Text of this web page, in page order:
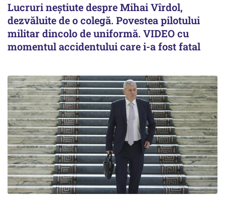
Lucruri neștiute despre Mihai Vîrdol,
dezvăluite de o colegă. Povestea pilotului
militar dincolo de uniformă. VIDEO cu
momentul accidentului care i-a fost fatal